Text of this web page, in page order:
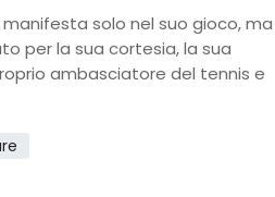
solo nel suo gioco, ma
per la sua cortesia, la sua
ambasciatore del tennis e